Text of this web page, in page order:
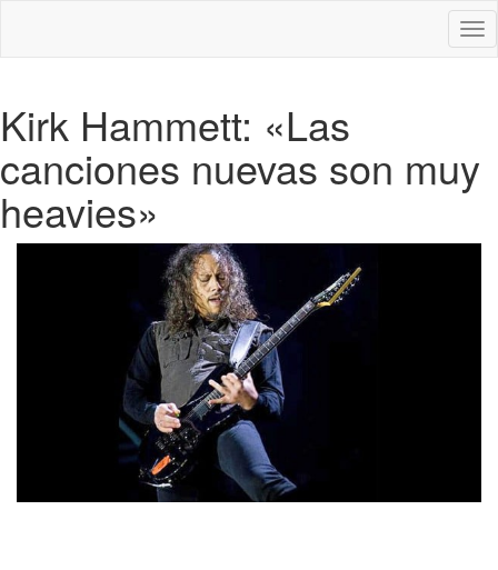
Kirk Hammett: «Las
canciones nuevas son muy
heavies»